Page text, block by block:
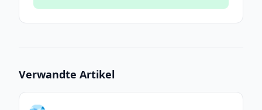
Verwandte Artikel